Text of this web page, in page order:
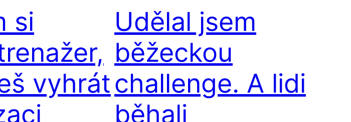
si
vyhrát
Udělal jsem
běžeckou
challenge. A lidi
běhali